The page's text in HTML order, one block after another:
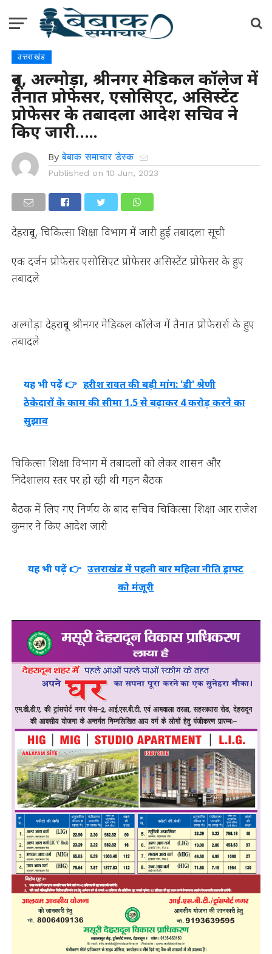
उत्तराखंड
दून, अल्मोड़ा, श्रीनगर मेडिकल कॉलेज में
तैनात प्रोफेसर, एसोसिएट, असिस्टेंट
प्रोफेसर के तबादला आदेश सचिव ने
किए जारी…..
By बेबाक समाचार डेस्क
Published on 10 Jun, 2023
देहरादून, चिकित्सा शिक्षा विभाग में जारी हुई तबादला सूची
एक दर्जन प्रोफेसर एसोसिएट प्रोफेसर असिस्टेंट प्रोफेसर के हुए
तबादले
अल्मोड़ा देहरादून श्रीनगर मेडिकल कॉलेज में तैनात प्रोफेसर्स के हुए
तबादले
यह भी पढ़ें 👉 हरीश रावत की बड़ी मांग: 'डी' श्रेणी
ठेकेदारों के काम की सीमा 1.5 से बढ़ाकर 4 करोड़ करने का
सुझाव
चिकित्सा शिक्षा विभाग में तबादलों को लेकर शासन और
निदेशालय स्तर पर हो रही थी गहन बैठक
बैठक में लिए गए निर्णय के बाद सचिव चिकित्सा शिक्षा आर राजेश
कुमार ने किए आदेश जारी
यह भी पढ़ें 👉 उत्तराखंड में पहली बार महिला नीति ड्राफ्ट
को मंजूरी